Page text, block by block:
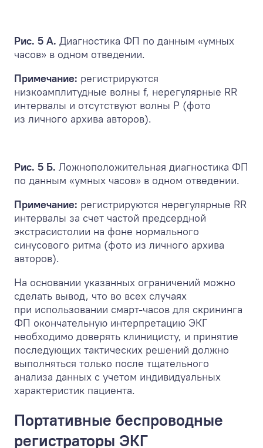
Рис. 5 А. Диагностика ФП по данным «умных
часов» в одном отведении.
Примечание: регистрируются
низкоамплитудные волны f, нерегулярные RR
интервалы и отсутствуют волны Р (фото
из личного архива авторов).
Рис. 5 Б. Ложноположительная диагностика ФП
по данным «умных часов» в одном отведении.
Примечание: регистрируются нерегулярные RR
интервалы за счет частой предсердной
экстрасистолии на фоне нормального
синусового ритма (фото из личного архива
авторов).
На основании указанных ограничений можно
сделать вывод, что во всех случаях
при использовании смарт-часов для скрининга
ФП окончательную интерпретацию ЭКГ
необходимо доверять клиницисту, и принятие
последующих тактических решений должно
выполняться только после тщательного
анализа данных с учетом индивидуальных
характеристик пациента.
Портативные беспроводные
регистраторы ЭКГ